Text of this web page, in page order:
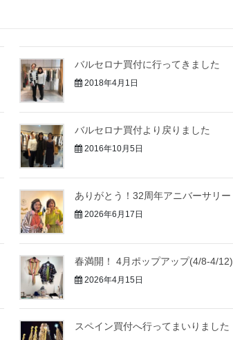
バルセロナ買付に行ってきました
2018年4月1日
バルセロナ買付より戻りました
2016年10月5日
ありがとう！32周年アニバーサリー
2026年6月17日
春満開！ 4月ポップアップ(4/8-4/12)
2026年4月15日
スペイン買付へ行ってまいりました